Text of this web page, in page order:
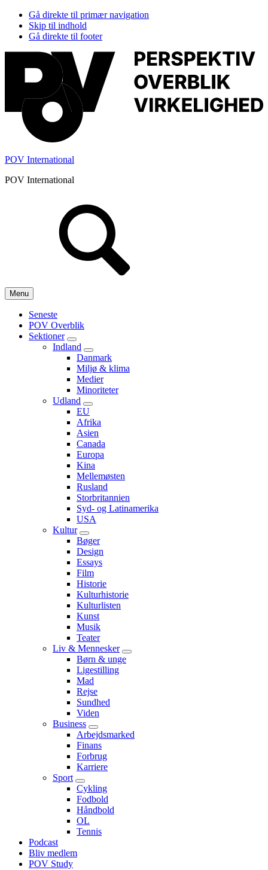
Gå direkte til primær navigation
Skip til indhold
Gå direkte til footer
POV International
POV International
Menu
Seneste
POV Overblik
Sektioner
Submenu
Indland
Submenu
Danmark
Miljø & klima
Medier
Minoriteter
Udland
Submenu
EU
Afrika
Asien
Canada
Europa
Kina
Mellemøsten
Rusland
Storbritannien
Syd- og Latinamerika
USA
Kultur
Submenu
Bøger
Design
Essays
Film
Historie
Kulturhistorie
Kulturlisten
Kunst
Musik
Teater
Liv & Mennesker
Submenu
Børn & unge
Ligestilling
Mad
Rejse
Sundhed
Viden
Business
Submenu
Arbejdsmarked
Finans
Forbrug
Karriere
Sport
Submenu
Cykling
Fodbold
Håndbold
OL
Tennis
Podcast
Bliv medlem
POV Study